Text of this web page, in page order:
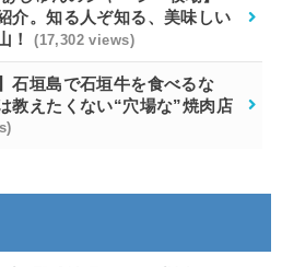
介。知る人ぞ知る、美味しい
！
(17,302 views)
石垣島で石垣牛を食べるな
教えたくない“穴場な”焼肉店